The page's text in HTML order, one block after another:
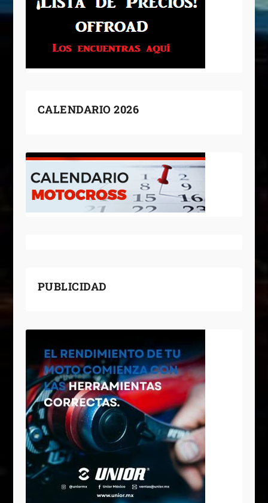
CALENDARIO 2026
PUBLICIDAD